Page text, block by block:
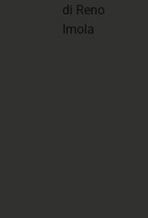
di Reno
Imola